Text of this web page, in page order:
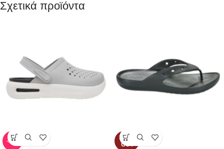
Σχετικά προϊόντα
-13%
SOLD
OUT